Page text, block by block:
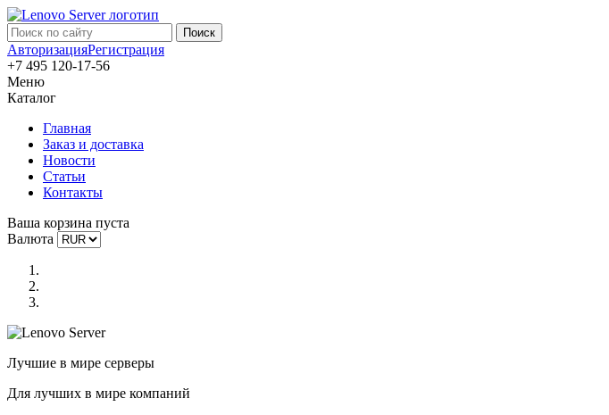
АвторизацияРегистрация
+7 495 120-17-56
Меню
Каталог
Главная
Заказ и доставка
Новости
Статьи
Контакты
Ваша корзина пуста
Валюта
Лучшие в мире серверы
Для лучших в мире компаний